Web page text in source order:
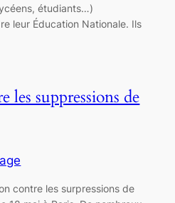
étudiants…)
leur Éducation Nationale. Ils
les suppressions de
contre les surpressions de